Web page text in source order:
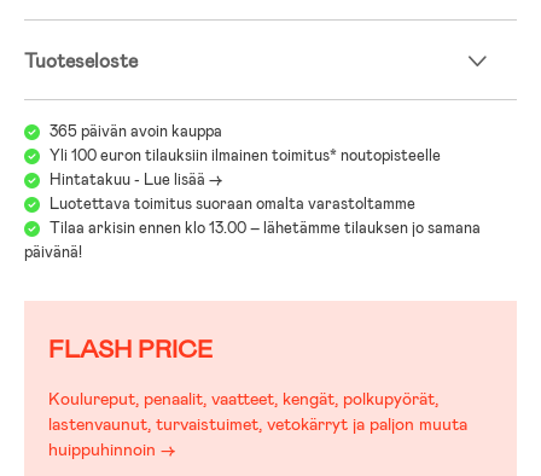
Tuoteseloste
365 päivän avoin kauppa
Yli 100 euron tilauksiin ilmainen toimitus* noutopisteelle
Hintatakuu - Lue lisää ->
Luotettava toimitus suoraan omalta varastoltamme
Tilaa arkisin ennen klo 13.00 – lähetämme tilauksen jo samana
päivänä!
FLASH PRICE
Koulureput, penaalit, vaatteet, kengät, polkupyörät,
lastenvaunut, turvaistuimet, vetokärryt ja paljon muuta
huippuhinnoin →